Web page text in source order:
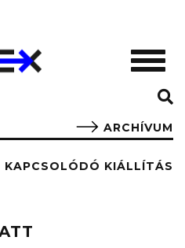
ARCHÍVUM
KAPCSOLÓDÓ KIÁLLÍTÁS